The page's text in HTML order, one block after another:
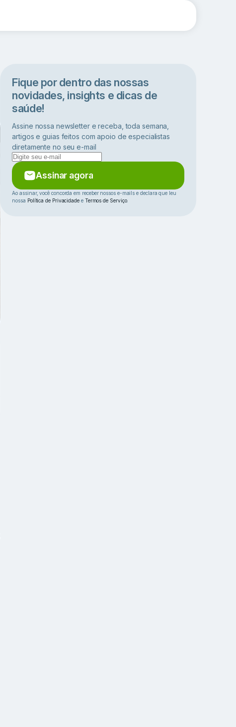
Fique por dentro das nossas
novidades, insights e dicas de
saúde!
Assine nossa newsletter e receba, toda semana,
artigos e guias feitos com apoio de especialistas
diretamente no seu e-mail
Assinar agora
Ao assinar, você concorda em receber nossos e-mails e declara que leu
nossa Política de Privacidade e Termos de Serviço.